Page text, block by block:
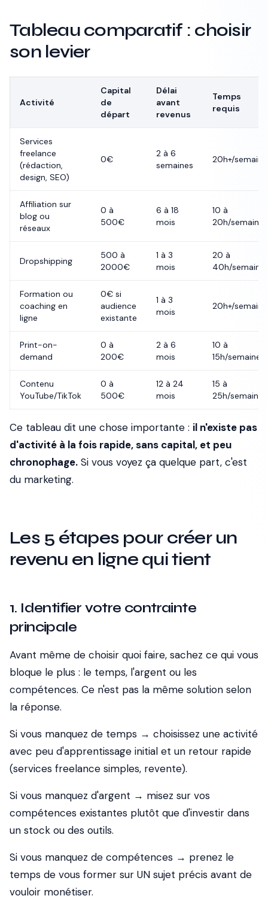
Tableau comparatif : choisir
son levier
Activité
Capital
de
départ
Délai
avant
revenus
Temps
requis
Services
freelance
(rédaction,
design, SEO)
0€
2 à 6
semaines
20h+/semaine
Affiliation sur
blog ou
réseaux
0 à
500€
6 à 18
mois
10 à
20h/semaine
Dropshipping
500 à
2000€
1 à 3
mois
20 à
40h/semaine
Formation ou
coaching en
ligne
0€ si
audience
existante
1 à 3
mois
20h+/semaine
Print-on-
demand
0 à
200€
2 à 6
mois
10 à
15h/semaine
Contenu
YouTube/TikTok
0 à
500€
12 à 24
mois
15 à
25h/semaine
Ce tableau dit une chose importante : il n'existe pas
d'activité à la fois rapide, sans capital, et peu
chronophage. Si vous voyez ça quelque part, c'est
du marketing.
Les 5 étapes pour créer un
revenu en ligne qui tient
1. Identifier votre contrainte
principale
Avant même de choisir quoi faire, sachez ce qui vous
bloque le plus : le temps, l'argent ou les
compétences. Ce n'est pas la même solution selon
la réponse.
Si vous manquez de temps → choisissez une activité
avec peu d'apprentissage initial et un retour rapide
(services freelance simples, revente).
Si vous manquez d'argent → misez sur vos
compétences existantes plutôt que d'investir dans
un stock ou des outils.
Si vous manquez de compétences → prenez le
temps de vous former sur UN sujet précis avant de
vouloir monétiser.